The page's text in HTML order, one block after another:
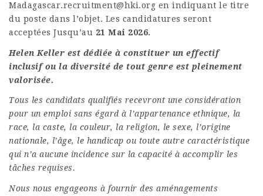
Madagascar.recruitment@hki.org en indiquant le titre
du poste dans l’objet. Les candidatures seront
acceptées Jusqu’au 21 Mai 2026.
Helen Keller est dédiée à constituer un effectif
inclusif ou la diversité de tout genre est pleinement
valorisée.
Tous les candidats qualifiés recevront une considération
pour un emploi sans égard à l’appartenance ethnique, la
race, la caste, la couleur, la religion, le sexe, l’origine
nationale, l’âge, le handicap ou toute autre caractéristique
qui n’a aucune incidence sur la capacité à accomplir les
tâches requises.
Nous nous engageons à fournir des aménagements